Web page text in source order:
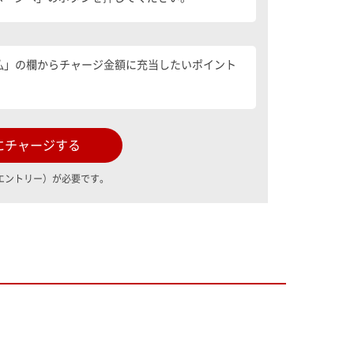
の欄からチャージ金額に充当したいポイント
ャージする
トリー）が必要です。